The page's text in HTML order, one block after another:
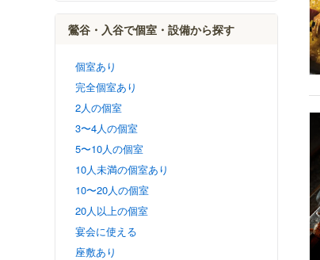
鶯谷・入谷で個室・設備から探す
個室あり
完全個室あり
2人の個室
3〜4人の個室
5〜10人の個室
10人未満の個室あり
10〜20人の個室
20人以上の個室
宴会に使える
座敷あり